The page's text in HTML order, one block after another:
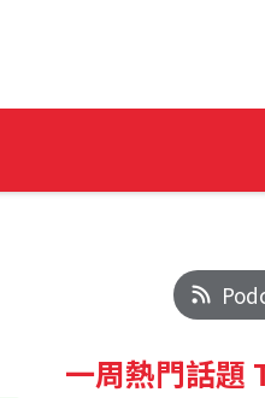
一周熱門話題